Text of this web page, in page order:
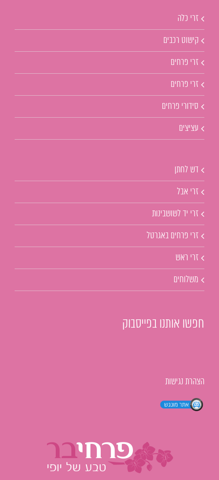
זרי כלה
קישוט רכבים
זרי פרחים
זרי פרחים
סידורי פרחים
עציצים
דש לחתן
זרי אבל
זרי יד לשושבינות
זרי פרחים באגרטל
זרי ראש
משלוחים
חפשו אותנו בפייסבוק
הצהרת נגישות